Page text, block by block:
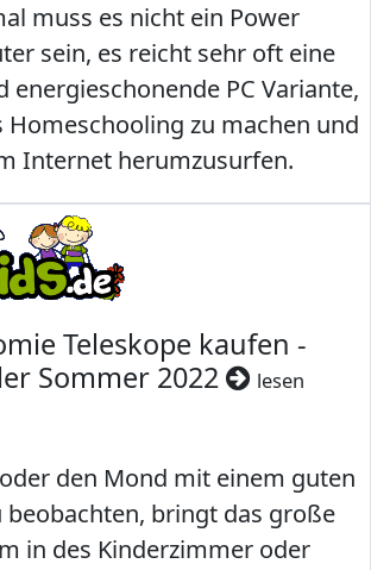
muss es nicht ein Power
sein, es reicht sehr oft eine
energieschonende PC Variante,
zu machen und
Internet herumzusurfen.
Teleskope kaufen -
Sommer 2022
lesen
den Mond mit einem guten
beobachten, bringt das große
in des Kinderzimmer oder